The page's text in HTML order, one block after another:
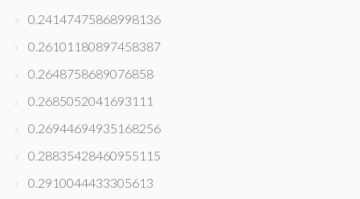
0.24147475868998136
0.26101180897458387
0.2648758689076858
0.2685052041693111
0.26944694935168256
0.28835428460955115
0.2910044433305613